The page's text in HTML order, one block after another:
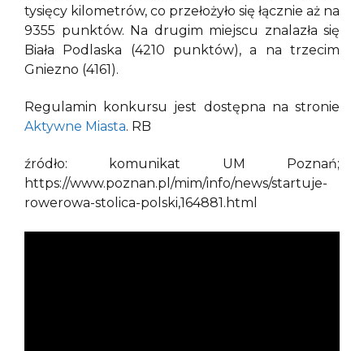
tysięcy kilometrów, co przełożyło się łącznie aż na
9355 punktów. Na drugim miejscu znalazła się
Biała Podlaska (4210 punktów), a na trzecim
Gniezno (4161).
Regulamin konkursu jest dostępna na stronie
Aktywne Miasta. RB
źródło: komunikat UM Poznań;
https://www.poznan.pl/mim/info/news/startuje-
rowerowa-stolica-polski,164881.html